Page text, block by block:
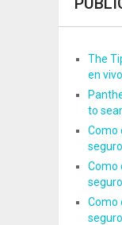
The
en
to
Como
Como
Como